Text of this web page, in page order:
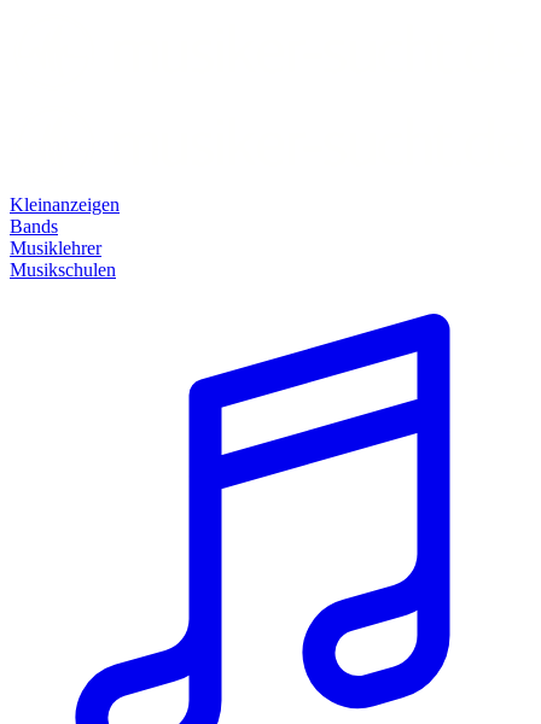
Kleinanzeigen
Bands
Musiklehrer
Musikschulen